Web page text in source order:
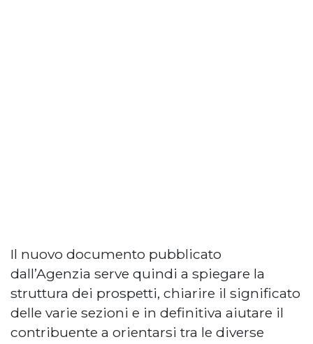
Il nuovo documento pubblicato
dall’Agenzia serve quindi a spiegare la
struttura dei prospetti, chiarire il significato
delle varie sezioni e in definitiva aiutare il
contribuente a orientarsi tra le diverse